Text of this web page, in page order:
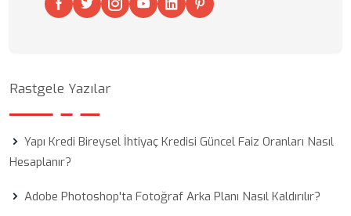
Rastgele Yazılar
Yapı Kredi Bireysel İhtiyaç Kredisi Güncel Faiz Oranları Nasıl
Hesaplanır?
Adobe Photoshop'ta Fotoğraf Arka Planı Nasıl Kaldırılır?